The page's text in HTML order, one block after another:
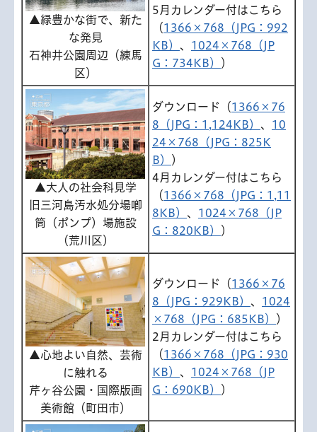
▲緑豊かな街で、新た
な発見
石神井公園周辺（練馬
区）
5月カレンダー付はこちら
（1366×768（JPG：992
KB） 、 1024×768（JP
G：734KB）
）
▲大人の社会科見学
旧三河島汚水処分場喞
筒（ポンプ）場施設
（荒川区）
ダウンロード（1366×76
8（JPG：1,124KB） 、 10
24×768（JPG：825K
B）
）
4月カレンダー付はこちら
（1366×768（JPG：1,11
8KB） 、 1024×768（JP
G：820KB）
）
▲心地よい自然、芸術
に触れる
芹ヶ谷公園・国際版画
美術館（町田市）
ダウンロード（1366×76
8（JPG：929KB） 、 1024
×768（JPG：685KB）
）
2月カレンダー付はこちら
（1366×768（JPG：930
KB） 、 1024×768（JP
G：690KB）
）